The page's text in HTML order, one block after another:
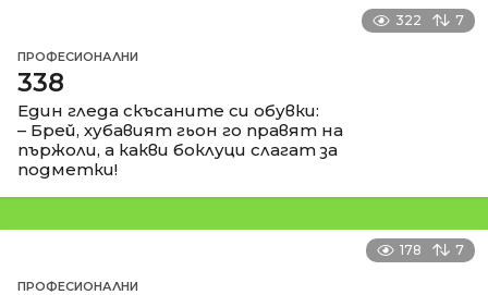
322 7
ПРОФЕСИОНАЛНИ
338
Един гледа скъсаните си обувки:
– Брей, хубавият гьон го правят на
пържоли, а какви боклуци слагат за
подметки!
178 7
ПРОФЕСИОНАЛНИ